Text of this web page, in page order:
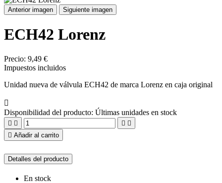
Anterior imagen Siguiente imagen
ECH42 Lorenz
Precio: 9,49 €
Impuestos incluidos
Unidad nueva de válvula ECH42 de marca Lorenz en caja original

Disponibilidad del producto: Últimas unidades en stock
   
 Añadir al carrito
Detalles del producto
En stock